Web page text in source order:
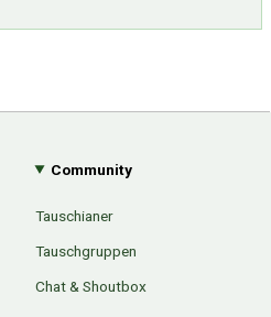
Community
Tauschianer
Tauschgruppen
Chat & Shoutbox